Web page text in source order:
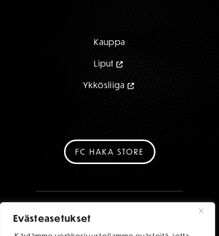
Evästeasetukset
Kauppa
Liput
Ykkösliiga
FC HAKA STORE